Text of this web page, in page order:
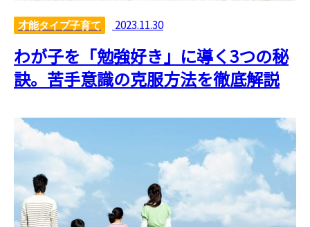
才能タイプ子育て 2023.11.30
わが子を「勉強好き」に導く3つの秘
訣。苦手意識の克服方法を徹底解説